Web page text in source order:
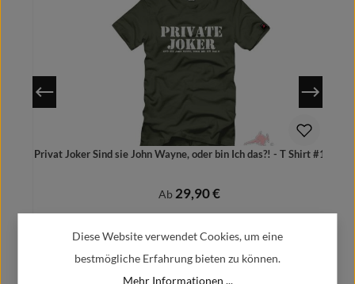
Privat Joker Sind sie John Wayne, oder bin Ich das?! - T Shirt #1210
Regulärer Preis:
Ab 29,90 €
Diese Website verwendet Cookies, um eine
bestmögliche Erfahrung bieten zu können.
Mehr Informationen ...